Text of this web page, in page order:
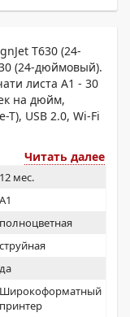
T630 (24-
(24-дюймовый).
листа A1 - 30
на дюйм,
USB 2.0, Wi-Fi
Читать далее
12 мес.
A1
полноцветная
струйная
да
Широкоформатный
принтер